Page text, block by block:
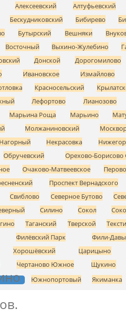
Алексеевский
Алтуфьевский
Бескудниковский Бибирево
Бутырский Вешняки
Восточный Выхино-Жулебино
Донской
Дорогомилово
Ивановское
Измайлово
Красносельский
Лефортово
Лианозово
Марьина Роща Марьино
Молжаниновский
Нагорный Некрасовка
Обручевский
Орехово-Борисово
Очаково-Матвеевское
Перово
Проспект Вернадского
Свиблово Северное Бутово
Силино Сокол
Таганский Тверской
Филёвский Парк
Фили-
Хорошёвский
Царицыно
Чертаново Южное Щукино
Южнопортовый Якиманка